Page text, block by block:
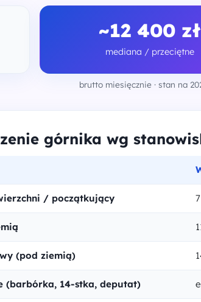
~12 400 zł
mediana / przeciętne
brutto miesięcznie · stan na
górnika wg
/ początkujący
(pod ziemią)
(barbórka, 14-stka, deputat)